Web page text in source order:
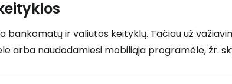
bankomatų ir valiutos keityklų. Tačiau už
arba naudodamiesi mobiliąja programėle, žr.